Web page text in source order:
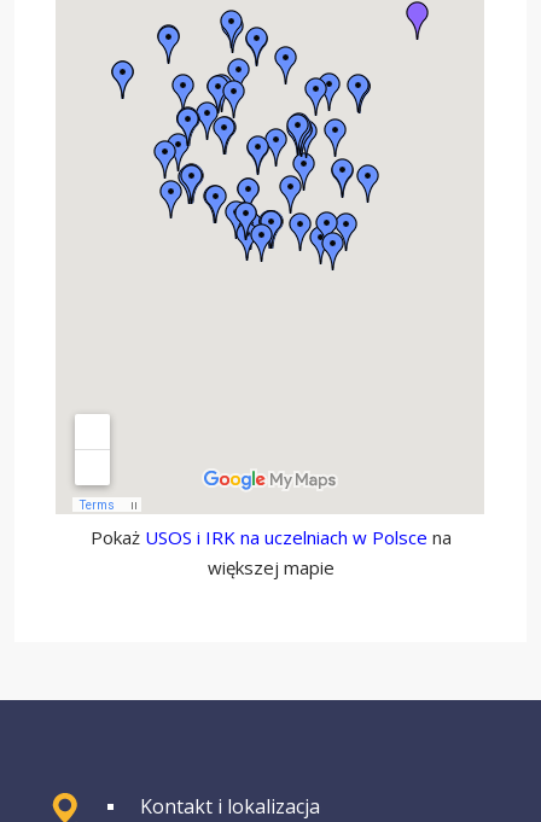
Pokaż USOS i IRK na uczelniach w Polsce na
większej mapie
GRUPA 1Kontakt i lokalizacja